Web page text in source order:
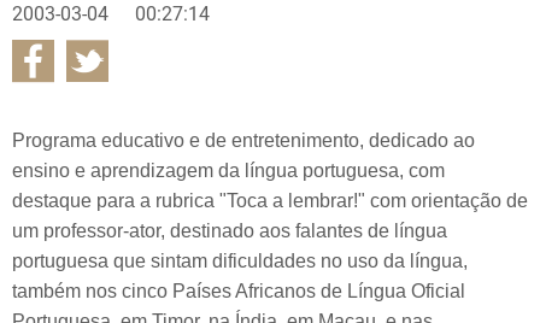
2003-03-04 00:27:14
Programa educativo e de entretenimento, dedicado ao
ensino e aprendizagem da língua portuguesa, com
destaque para a rubrica "Toca a lembrar!" com orientação de
um professor-ator, destinado aos falantes de língua
portuguesa que sintam dificuldades no uso da língua,
também nos cinco Países Africanos de Língua Oficial